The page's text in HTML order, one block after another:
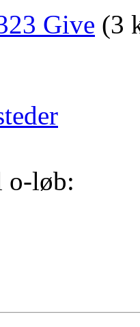
Give (3
o-løb: